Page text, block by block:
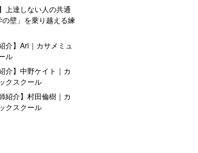
上達しない人の共通
の壁」を乗り越える練
介】Ari｜カサメミュ
ル
介】中野ケイト｜カ
クスクール
紹介】村田倫樹｜カ
クスクール